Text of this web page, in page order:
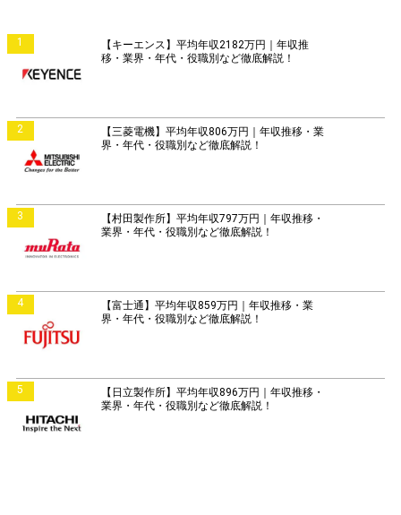
1
【キーエンス】平均年収2182万円｜年収推
移・業界・年代・役職別など徹底解説！
2
【三菱電機】平均年収806万円｜年収推移・業
界・年代・役職別など徹底解説！
3
【村田製作所】平均年収797万円｜年収推移・
業界・年代・役職別など徹底解説！
4
【富士通】平均年収859万円｜年収推移・業
界・年代・役職別など徹底解説！
5
【日立製作所】平均年収896万円｜年収推移・
業界・年代・役職別など徹底解説！